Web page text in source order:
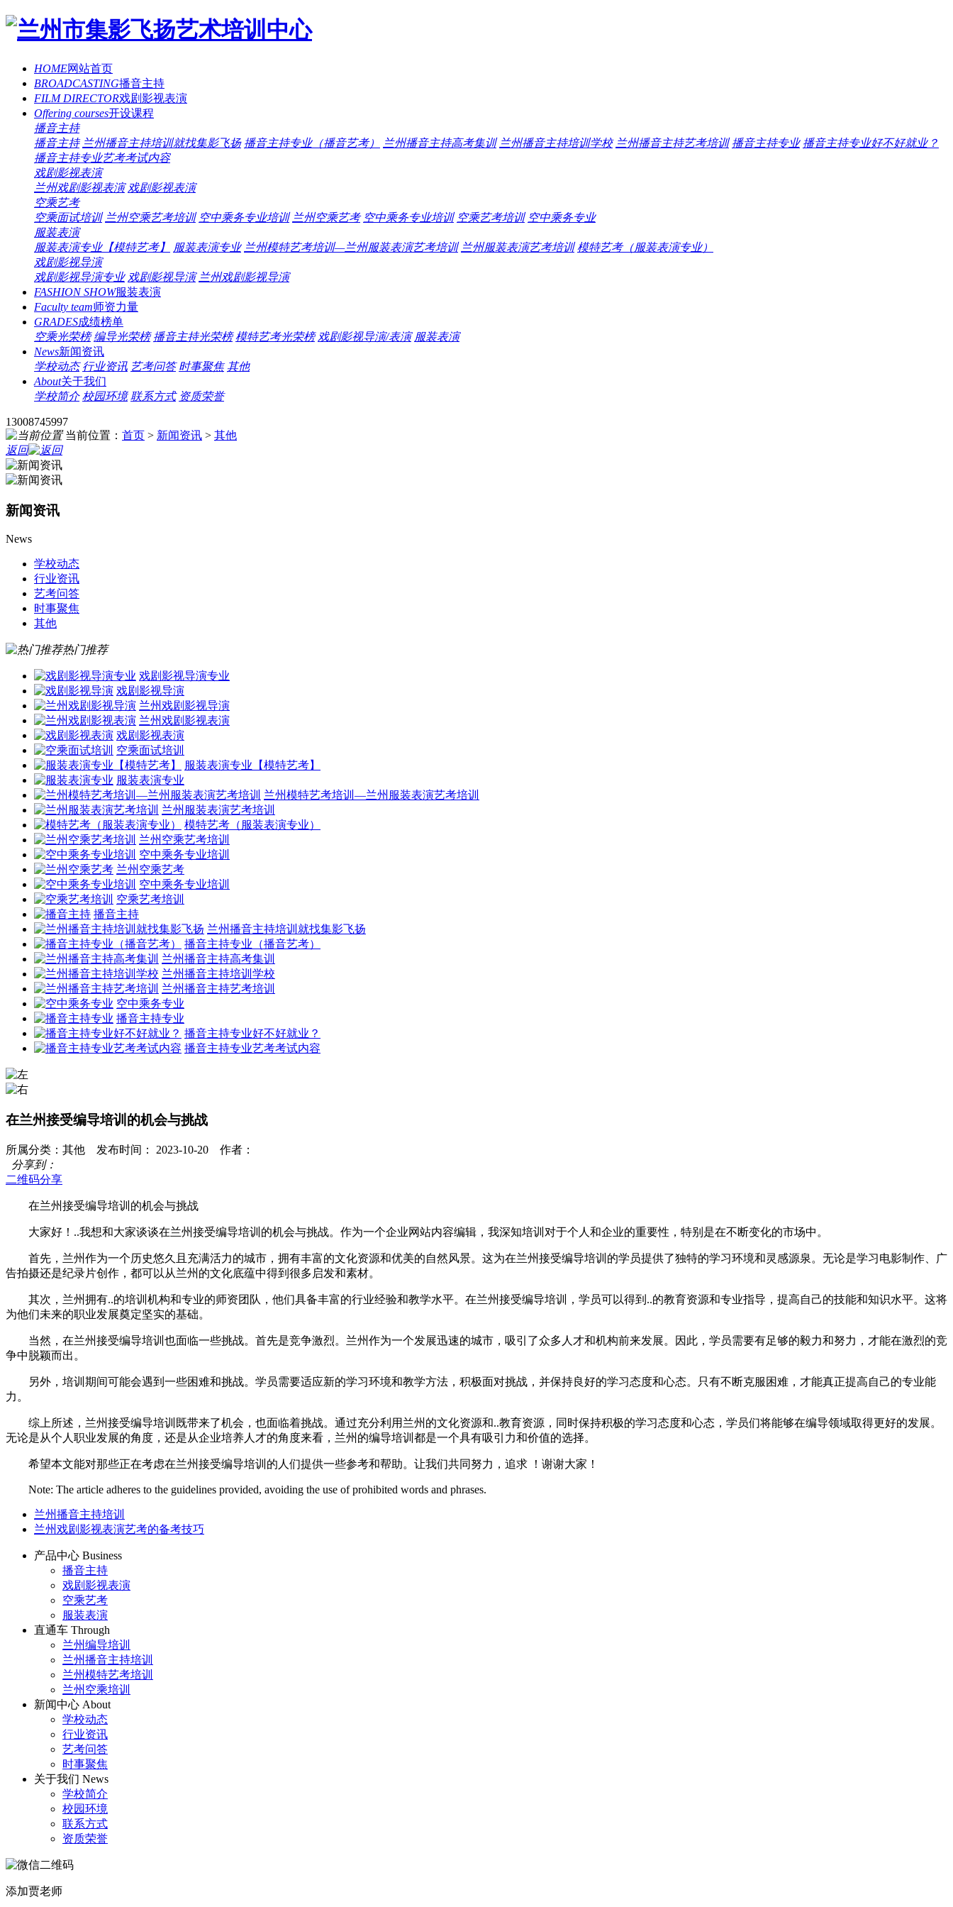
HOME网站首页
BROADCASTING播音主持
FILM DIRECTOR戏剧影视表演
Offering courses开设课程
播音主持
播音主持 兰州播音主持培训就找集影飞扬 播音主持专业（播音艺考） 兰州播音主持高考集训 兰州播音主持培训学校 兰州播音主持艺考培训 播音主持专业 播音主持专业好不好就业？
播音主持专业艺考考试内容
戏剧影视表演
兰州戏剧影视表演 戏剧影视表演
空乘艺考
空乘面试培训 兰州空乘艺考培训 空中乘务专业培训 兰州空乘艺考 空中乘务专业培训 空乘艺考培训 空中乘务专业
服装表演
服装表演专业【模特艺考】
服装表演专业 兰州模特艺考培训—兰州服装表演艺考培训 兰州服装表演艺考培训 模特艺考（服装表演专业）
戏剧影视导演
戏剧影视导演专业 戏剧影视导演 兰州戏剧影视导演
FASHION SHOW服装表演
Faculty team师资力量
GRADES成绩榜单
空乘光荣榜 编导光荣榜 播音主持光荣榜 模特艺考光荣榜 戏剧影视导演/表演 服装表演
News新闻资讯
学校动态 行业资讯 艺考问答 时事聚焦 其他
About关于我们
学校简介 校园环境 联系方式 资质荣誉
13008745997
当前位置： 首页 > 新闻资讯 > 其他
返回
新闻资讯
News
学校动态
行业资讯
艺考问答
时事聚焦
其他
热门推荐
戏剧影视导演专业
戏剧影视导演
兰州戏剧影视导演
兰州戏剧影视表演
戏剧影视表演
空乘面试培训
服装表演专业【模特艺考】
服装表演专业
兰州模特艺考培训—兰州服装表演艺考培训
兰州服装表演艺考培训
模特艺考（服装表演专业）
兰州空乘艺考培训
空中乘务专业培训
兰州空乘艺考
空中乘务专业培训
空乘艺考培训
播音主持
兰州播音主持培训就找集影飞扬
播音主持专业（播音艺考）
兰州播音主持高考集训
兰州播音主持培训学校
兰州播音主持艺考培训
空中乘务专业
播音主持专业
播音主持专业好不好就业？
播音主持专业艺考考试内容
在兰州接受编导培训的机会与挑战
所属分类：其他 发布时间： 2023-10-20 作者：
分享到：
二维码分享
在兰州接受编导培训的机会与挑战
大家好！..我想和大家谈谈在兰州接受编导培训的机会与挑战。作为一个企业网站内容编辑，我深知培训对于个人和企业的重要性，特别是在不断变化的市场中。
首先，兰州作为一个历史悠久且充满活力的城市，拥有丰富的文化资源和优美的自然风景。这为在兰州接受编导培训的学员提供了独特的学习环境和灵感源泉。无论是学习电影制作、广
告拍摄还是纪录片创作，都可以从兰州的文化底蕴中得到很多启发和素材。
其次，兰州拥有..的培训机构和专业的师资团队，他们具备丰富的行业经验和教学水平。在兰州接受编导培训，学员可以得到..的教育资源和专业指导，提高自己的技能和知识水平。这将
为他们未来的职业发展奠定坚实的基础。
当然，在兰州接受编导培训也面临一些挑战。首先是竞争激烈。兰州作为一个发展迅速的城市，吸引了众多人才和机构前来发展。因此，学员需要有足够的毅力和努力，才能在激烈的竞
争中脱颖而出。
另外，培训期间可能会遇到一些困难和挑战。学员需要适应新的学习环境和教学方法，积极面对挑战，并保持良好的学习态度和心态。只有不断克服困难，才能真正提高自己的专业能
力。
综上所述，兰州接受编导培训既带来了机会，也面临着挑战。通过充分利用兰州的文化资源和..教育资源，同时保持积极的学习态度和心态，学员们将能够在编导领域取得更好的发展。
无论是从个人职业发展的角度，还是从企业培养人才的角度来看，兰州的编导培训都是一个具有吸引力和价值的选择。
希望本文能对那些正在考虑在兰州接受编导培训的人们提供一些参考和帮助。让我们共同努力，追求 ！谢谢大家！
Note: The article adheres to the guidelines provided, avoiding the use of prohibited words and phrases.
兰州播音主持培训
兰州戏剧影视表演艺考的备考技巧
产品中心 Business
播音主持
戏剧影视表演
空乘艺考
服装表演
直通车 Through
兰州编导培训
兰州播音主持培训
兰州模特艺考培训
兰州空乘培训
新闻中心 About
学校动态
行业资讯
艺考问答
时事聚焦
关于我们 News
学校简介
校园环境
联系方式
资质荣誉
添加贾老师